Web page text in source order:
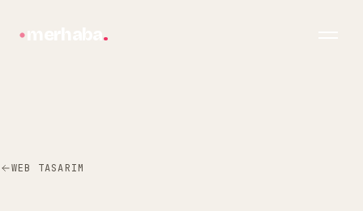
.
WEB TASARIM